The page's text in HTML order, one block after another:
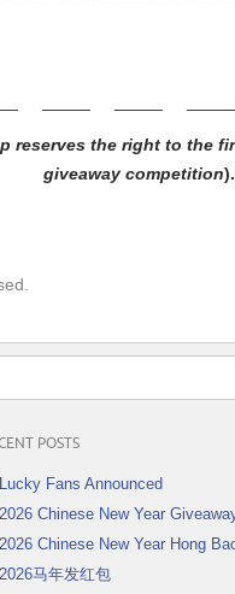
reserves the right to the
giveaway competition).
POSTS
Lucky Fans Announced
2026 Chinese New Year
2026 Chinese New Year Hong
2026马年发红包